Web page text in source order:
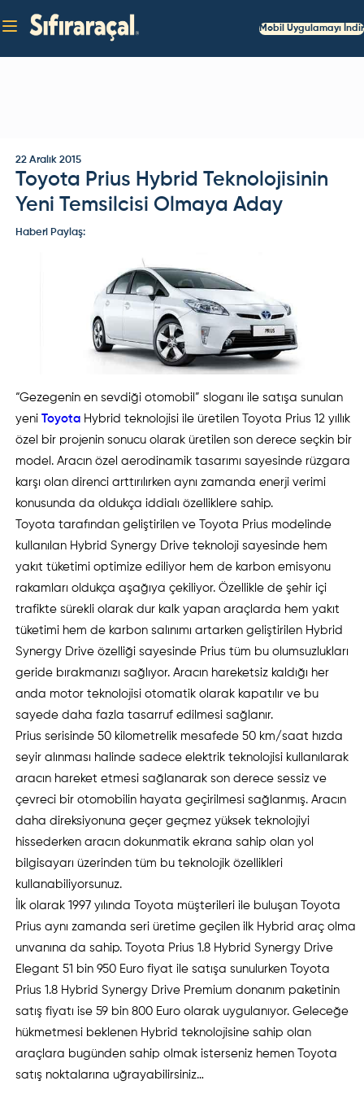
Mobil Uygulamayı İndir
22 Aralık 2015
Toyota Prius Hybrid Teknolojisinin
Yeni Temsilcisi Olmaya Aday
Haberi Paylaş:
“Gezegenin en sevdiği otomobil” sloganı ile satışa sunulan
yeniToyota Hybrid teknolojisi ile üretilen Toyota Prius 12 yıllık
özel bir projenin sonucu olarak üretilen son derece seçkin bir
model. Aracın özel aerodinamik tasarımı sayesinde rüzgara
karşı olan direnci arttırılırken aynı zamanda enerji verimi
konusunda da oldukça iddialı özelliklere sahip.
Toyota tarafından geliştirilen ve Toyota Prius modelinde
kullanılan Hybrid Synergy Drive teknoloji sayesinde hem
yakıt tüketimi optimize ediliyor hem de karbon emisyonu
rakamları oldukça aşağıya çekiliyor. Özellikle de şehir içi
trafikte sürekli olarak dur kalk yapan araçlarda hem yakıt
tüketimi hem de karbon salınımı artarken geliştirilen Hybrid
Synergy Drive özelliği sayesinde Prius tüm bu olumsuzlukları
geride bırakmanızı sağlıyor. Aracın hareketsiz kaldığı her
anda motor teknolojisi otomatik olarak kapatılır ve bu
sayede daha fazla tasarruf edilmesi sağlanır.
Prius serisinde 50 kilometrelik mesafede 50 km/saat hızda
seyir alınması halinde sadece elektrik teknolojisi kullanılarak
aracın hareket etmesi sağlanarak son derece sessiz ve
çevreci bir otomobilin hayata geçirilmesi sağlanmış. Aracın
daha direksiyonuna geçer geçmez yüksek teknolojiyi
hissederken aracın dokunmatik ekrana sahip olan yol
bilgisayarı üzerinden tüm bu teknolojik özellikleri
kullanabiliyorsunuz.
İlk olarak 1997 yılında Toyota müşterileri ile buluşan Toyota
Prius aynı zamanda seri üretime geçilen ilk Hybrid araç olma
unvanına da sahip. Toyota Prius 1.8 Hybrid Synergy Drive
Elegant 51 bin 950 Euro fiyat ile satışa sunulurken Toyota
Prius 1.8 Hybrid Synergy Drive Premium donanım paketinin
satış fiyatı ise 59 bin 800 Euro olarak uygulanıyor. Geleceğe
hükmetmesi beklenen Hybrid teknolojisine sahip olan
araçlara bugünden sahip olmak isterseniz hemen Toyota
satış noktalarına uğrayabilirsiniz…